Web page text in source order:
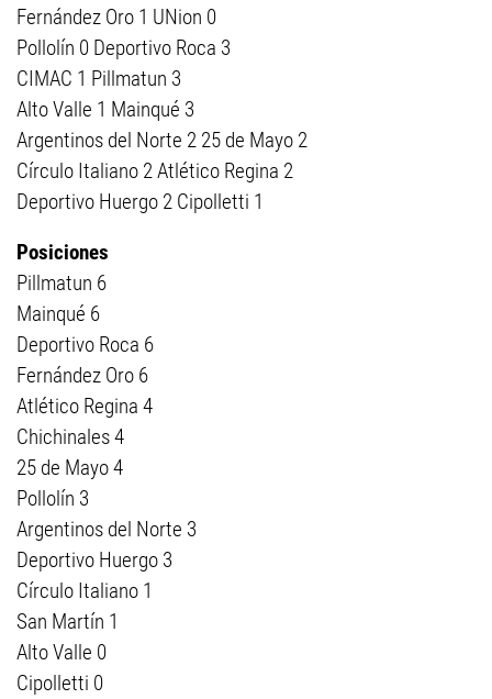
Fernández Oro 1 UNion 0
Pollolín 0 Deportivo Roca 3
CIMAC 1 Pillmatun 3
Alto Valle 1 Mainqué 3
Argentinos del Norte 2 25 de Mayo 2
Círculo Italiano 2 Atlético Regina 2
Deportivo Huergo 2 Cipolletti 1
Posiciones
Pillmatun 6
Mainqué 6
Deportivo Roca 6
Fernández Oro 6
Atlético Regina 4
Chichinales 4
25 de Mayo 4
Pollolín 3
Argentinos del Norte 3
Deportivo Huergo 3
Círculo Italiano 1
San Martín 1
Alto Valle 0
Cipolletti 0